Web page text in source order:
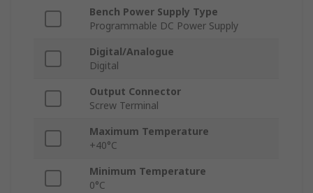
Bench Power Supply Type
Programmable DC Power Supply
Digital/Analogue
Digital
Output Connector
Screw Terminal
Maximum Temperature
+40°C
Minimum Temperature
0°C